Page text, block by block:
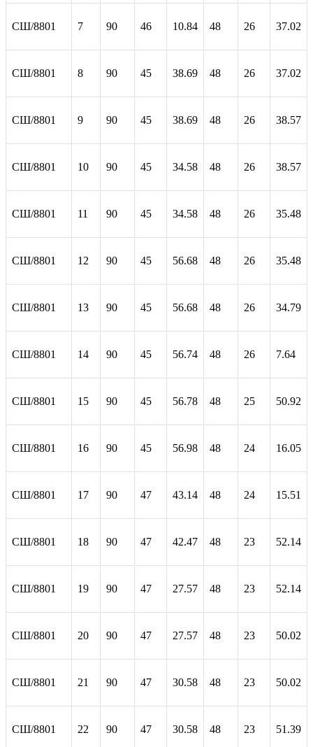
СШ/8801 7 90 46 10.84 48 26 37.02
СШ/8801 8 90 45 38.69 48 26 37.02
СШ/8801 9 90 45 38.69 48 26 38.57
СШ/8801 10 90 45 34.58 48 26 38.57
СШ/8801 11 90 45 34.58 48 26 35.48
СШ/8801 12 90 45 56.68 48 26 35.48
СШ/8801 13 90 45 56.68 48 26 34.79
СШ/8801 14 90 45 56.74 48 26 7.64
СШ/8801 15 90 45 56.78 48 25 50.92
СШ/8801 16 90 45 56.98 48 24 16.05
СШ/8801 17 90 47 43.14 48 24 15.51
СШ/8801 18 90 47 42.47 48 23 52.14
СШ/8801 19 90 47 27.57 48 23 52.14
СШ/8801 20 90 47 27.57 48 23 50.02
СШ/8801 21 90 47 30.58 48 23 50.02
СШ/8801 22 90 47 30.58 48 23 51.39